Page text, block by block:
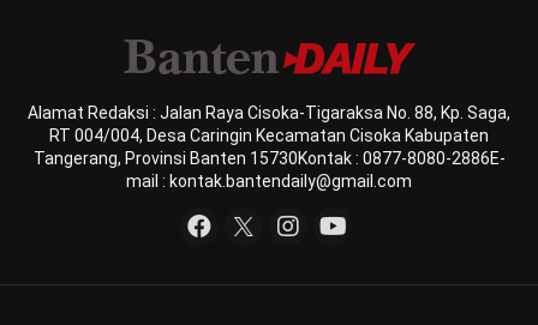
Alamat Redaksi : Jalan Raya Cisoka-Tigaraksa No. 88, Kp. Saga,
RT 004/004, Desa Caringin Kecamatan Cisoka Kabupaten
Tangerang, Provinsi Banten 15730Kontak : 0877-8080-2886E-
mail : kontak.bantendaily@gmail.com